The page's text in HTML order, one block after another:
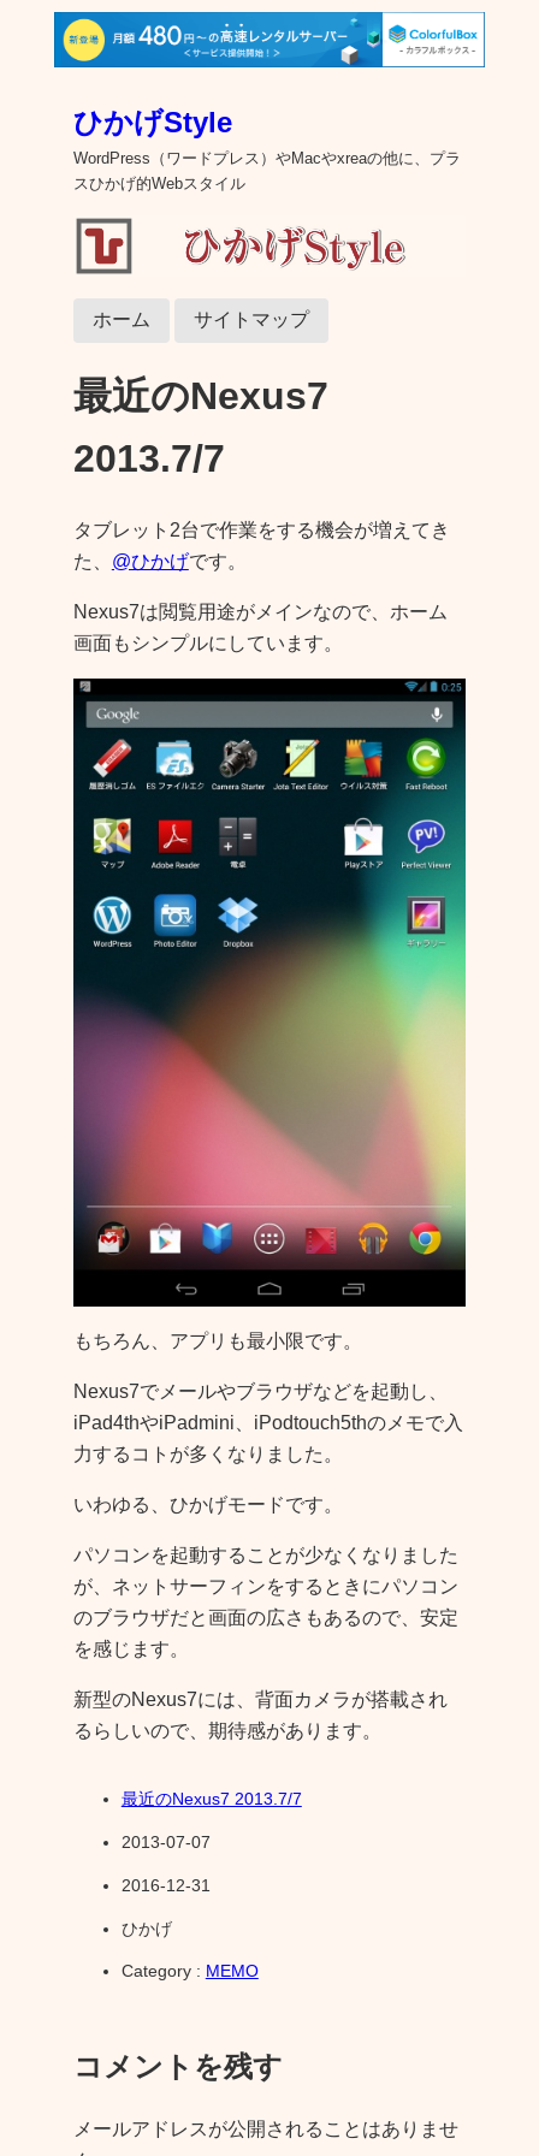
ひかげStyle
WordPress（ワードプレス）やMacやxreaの他に、プラ
スひかげ的Webスタイル
ホーム サイトマップ
最近のNexus7
2013.7/7
タブレット2台で作業をする機会が増えてき
た、 @ひかげです。
Nexus7は閲覧用途がメインなので、ホーム
画面もシンプルにしています。
もちろん、アプリも最小限です。
Nexus7でメールやブラウザなどを起動し、
iPad4thやiPadmini、iPodtouch5thのメモで入
力するコトが多くなりました。
いわゆる、ひかげモードです。
パソコンを起動することが少なくなりました
が、ネットサーフィンをするときにパソコン
のブラウザだと画面の広さもあるので、安定
を感じます。
新型のNexus7には、背面カメラが搭載され
るらしいので、期待感があります。
最近のNexus7 2013.7/7
2013-07-07
2016-12-31
ひかげ
Category : MEMO
コメントを残す
メールアドレスが公開されることはありませ